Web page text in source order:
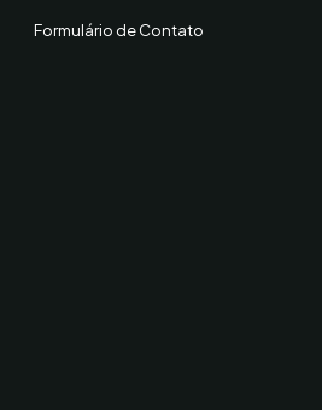
Formulário de Contato